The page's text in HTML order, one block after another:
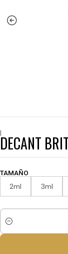
|
DECANT
TAMAÑO
2ml 3ml
Cantidad